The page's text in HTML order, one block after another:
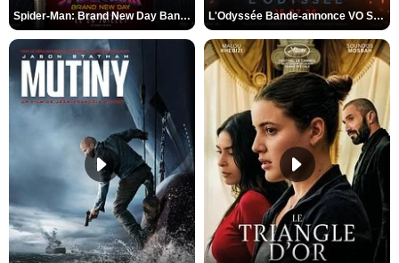
Spider-Man: Brand New Day Bande-annonce VO STFR L'Odyssée Bande-annonce VO STFR